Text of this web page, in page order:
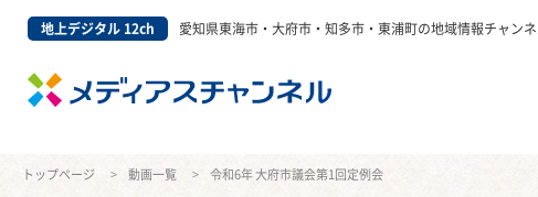
地上デジタル 12ch 愛知県東海市・大府市・知多市・東浦町の地域情報チャン
トップページ 動画一覧 令和6年 大府市議会第1回定例会